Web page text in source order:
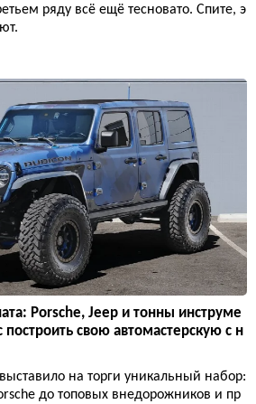
ряду всё ещё тесновато. Спите, э
Porsche, Jeep и тонны инструме
свою автомастерскую с н
на торги уникальный набор:
до топовых внедорожников и пр